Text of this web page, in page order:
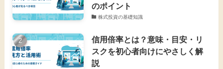
のポイント
株式投資の基礎知識
信用倍率とは？意味・目安・リ
スクを初心者向けにやさしく解
説